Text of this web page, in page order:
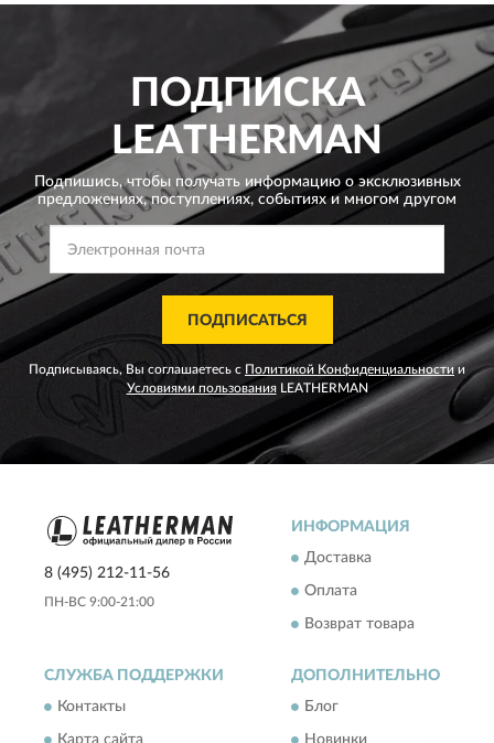
ПОДПИСКА
LEATHERMAN
Подпишись, чтобы получать информацию о эксклюзивных
предложениях,поступлениях, событиях и многом другом
ПОДПИСАТЬСЯ
Подписываясь, Вы соглашаетесь с Политикой Конфиденциальности и
Условиями пользованияLEATHERMAN
8 (495) 212-11-56
ПН-ВС 9:00-21:00
ИНФОРМАЦИЯ
Доставка
Оплата
Возврат товара
СЛУЖБА ПОДДЕРЖКИ
Контакты
ДОПОЛНИТЕЛЬНО
Блог